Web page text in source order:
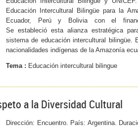
Educación Intercultural Bilingüe para la
Ecuador, Perú y Bolivia con el
Se estableció esta alianza estratégica
sistema de educación intercultural
nacionalidades indígenas de la Amazonía
Tema : Educación intercultural bilingue
a la Diversidad Cultural
Dirección: Encuentro. País: Argentina.